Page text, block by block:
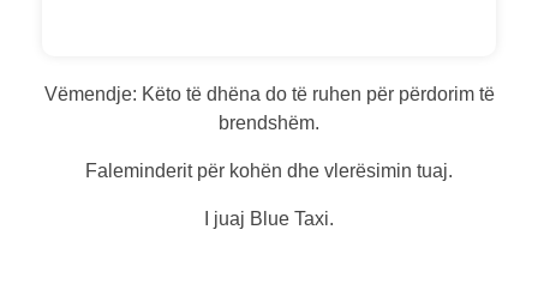
Vëmendje: Këto të dhëna do të ruhen për përdorim të
brendshëm.
Faleminderit për kohën dhe vlerësimin tuaj.
I juaj Blue Taxi.